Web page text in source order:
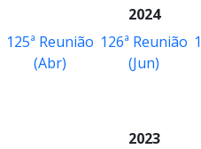
2024
125ª Reunião
(Abr)
126ª Reunião
(Jun)
2023